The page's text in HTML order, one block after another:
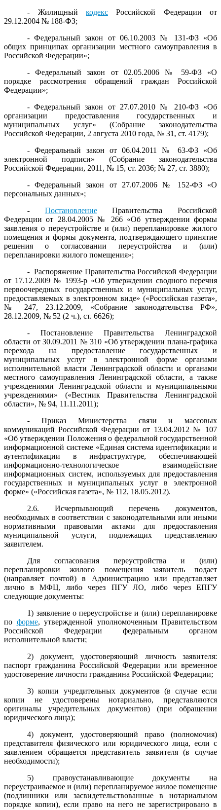
- Жилищный кодексРоссийской Федерации от
29.12.2004 № 188-ФЗ;
- Федеральный закон от 06.10.2003 № 131-ФЗ «Об
общих принципах организации местного самоуправления в
Российской Федерации»;
- Федеральный закон от 02.05.2006 № 59-ФЗ «О
порядке рассмотрения обращений граждан Российской
Федерации»;
- Федеральный закон от 27.07.2010 № 210-ФЗ «Об
организации предоставления государственных и
муниципальных услуг» (Собрание законодательства
Российской Федерации, 2 августа 2010 года, № 31, ст. 4179);
- Федеральный закон от 06.04.2011 № 63-ФЗ «Об
электронной подписи» (Собрание законодательства
Российской Федерации, 2011, № 15, ст. 2036; № 27, ст. 3880);
- Федеральный закон от 27.07.2006 № 152-ФЗ «О
персональных данных»;
- ПостановлениеПравительства Российской
Федерации от 28.04.2005 № 266 «Об утверждении формы
заявления о переустройстве и (или) перепланировке жилого
помещения и формы документа, подтверждающего принятие
решения о согласовании переустройства и (или)
перепланировки жилого помещения»;
- Распоряжение Правительства Российской Федерации
от 17.12.2009 № 1993-р «Об утверждении сводного перечня
первоочередных государственных и муниципальных услуг,
предоставляемых в электронном виде» («Российская газета»,
№ 247, 23.12.2009, «Собрание законодательства РФ»,
28.12.2009, № 52 (2 ч.), ст. 6626);
- Постановление Правительства Ленинградской
области от 30.09.2011 № 310 «Об утверждении плана-графика
перехода на предоставление государственных и
муниципальных услуг в электронной форме органами
исполнительной власти Ленинградской области и органами
местного самоуправления Ленинградской области, а также
учреждениями Ленинградской области и муниципальными
учреждениями» («Вестник Правительства Ленинградской
области», № 94, 11.11.2011);
- Приказ Министерства связи и массовых
коммуникаций Российской Федерации от 13.04.2012 № 107
«Об утверждении Положения о федеральной государственной
информационной системе «Единая система идентификации и
аутентификации в инфраструктуре, обеспечивающей
информационно-технологическое взаимодействие
информационных систем, используемых для предоставления
государственных и муниципальных услуг в электронной
форме» («Российская газета», № 112, 18.05.2012).
2.6. Исчерпывающий перечень документов,
необходимых в соответствии с законодательными или иными
нормативными правовыми актами для предоставления
муниципальной услуги, подлежащих представлению
заявителем.
Для согласования переустройства и (или)
перепланировки жилого помещения заявитель подает
(направляет почтой) в Администрацию или представляет
лично в МФЦ, либо через ПГУ ЛО, либо через ЕПГУ
следующие документы:
1) заявление о переустройстве и (или) перепланировке
по форме, утвержденной уполномоченным Правительством
Российской Федерации федеральным органом
исполнительной власти;
2) документ, удостоверяющий личность заявителя:
паспорт гражданина Российской Федерации или временное
удостоверение личности гражданина Российской Федерации;
3) копии учредительных документов (в случае если
копии не удостоверены нотариально, представляются
оригиналы учредительных документов) (при обращении
юридического лица);
4) документ, удостоверяющий право (полномочия)
представителя физического или юридического лица, если с
заявлением обращается представитель заявителя (в случае
необходимости);
5) правоустанавливающие документы на
переустраиваемое и (или) перепланируемое жилое помещение
(подлинники или засвидетельствованные в нотариальном
порядке копии), если право на него не зарегистрировано в